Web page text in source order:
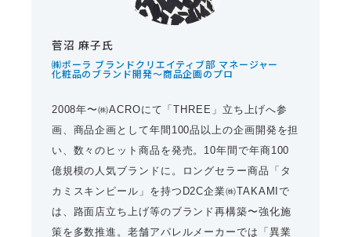
菅沼 麻子氏
㈱ポーラ ブランドクリエイティブ部 マネージャー
化粧品のブランド開発〜商品企画のプロ
2008年〜㈱ACROにて「THREE」立ち上げへ参
画、商品企画として年間100品以上の企画開発を担
い、数々のヒット商品を発売。10年間で年商100
億規模の人気ブランドに。ロングセラー商品「タ
カミスキンピール」を持つD2C企業㈱TAKAMIで
は、路面店立ち上げ等のブランド再構築〜強化施
策を多数推進。老舗アパレルメーカーでは「異業